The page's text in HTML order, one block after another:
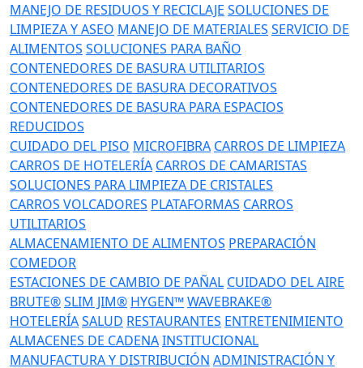
MANEJO DE RESIDUOS Y RECICLAJE SOLUCIONES DE
LIMPIEZA Y ASEO MANEJO DE MATERIALES SERVICIO DE
ALIMENTOS SOLUCIONES PARA BAÑO
CONTENEDORES DE BASURA UTILITARIOS
CONTENEDORES DE BASURA DECORATIVOS
CONTENEDORES DE BASURA PARA ESPACIOS
REDUCIDOS
CUIDADO DEL PISO MICROFIBRA CARROS DE LIMPIEZA
CARROS DE HOTELERÍA CARROS DE CAMARISTAS
SOLUCIONES PARA LIMPIEZA DE CRISTALES
CARROS VOLCADORES PLATAFORMAS CARROS
UTILITARIOS
ALMACENAMIENTO DE ALIMENTOS PREPARACIÓN
COMEDOR
ESTACIONES DE CAMBIO DE PAÑAL CUIDADO DEL AIRE
BRUTE®SLIM JIM® HYGEN™WAVEBRAKE®
HOTELERÍASALUD RESTAURANTES ENTRETENIMIENTO
ALMACENES DE CADENAINSTITUCIONAL
MANUFACTURA Y DISTRIBUCIÓN ADMINISTRACIÓN Y